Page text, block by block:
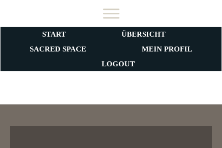
START
ÜBERSICHT
SACRED SPACE
MEIN PROFIL
LOGOUT
LITHA